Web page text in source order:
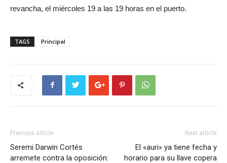
revancha, el miércoles 19 a las 19 horas en el puerto.
TAGS Principal
Previous article
Seremi Darwin Cortés
arremete contra la oposición:
Next article
El «auri» ya tiene fecha y
horario para su llave copera